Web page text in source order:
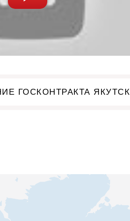
ГОСКОНТРАКТА ЯКУТСК